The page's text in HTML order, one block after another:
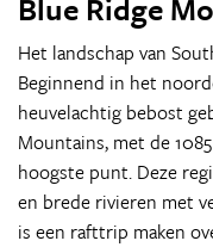
Blue Ridge
Het landschap van
Beginnend in het
heuvelachtig bebost
Mountains, met de
hoogste punt. Deze
en brede rivieren met
is een rafttrip maken